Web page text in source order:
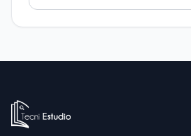
Ir a la página de inicio de Tecni